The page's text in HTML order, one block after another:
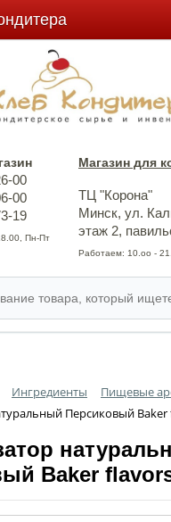
00
00
19
Пн-Пт
Магазин для
ТЦ "Корона"
Минск, ул.
этаж 2,
Работаем: 10.оо -
Ингредиенты
Пищевые
Персиковый
Baker